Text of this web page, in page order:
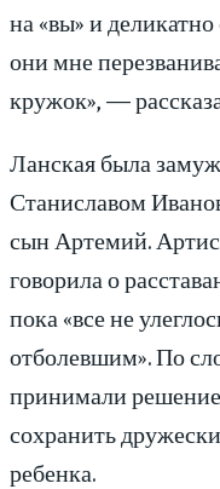
на «вы» и
они мне
кружок», —
Ланская была
Станиславом
сын Артемий.
говорила о
пока «все не
отболевшим». По
принимали решение
сохранить
ребенка.